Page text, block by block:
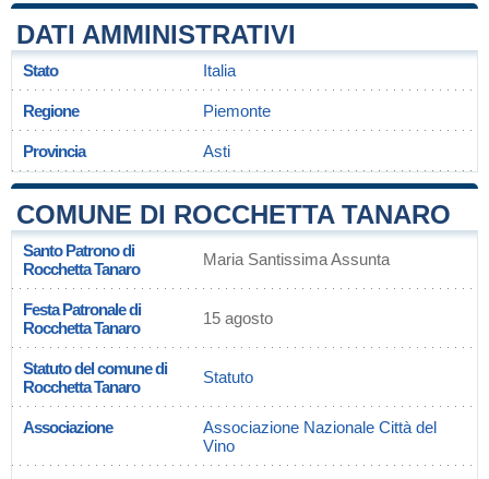
DATI AMMINISTRATIVI
Stato Italia
Regione Piemonte
Provincia Asti
COMUNE DI ROCCHETTA TANARO
Santo Patrono di
Rocchetta Tanaro
Maria Santissima Assunta
Festa Patronale di
Rocchetta Tanaro
15 agosto
Statuto del comune di
Rocchetta Tanaro
Statuto
Associazione
Associazione Nazionale Città del
Vino